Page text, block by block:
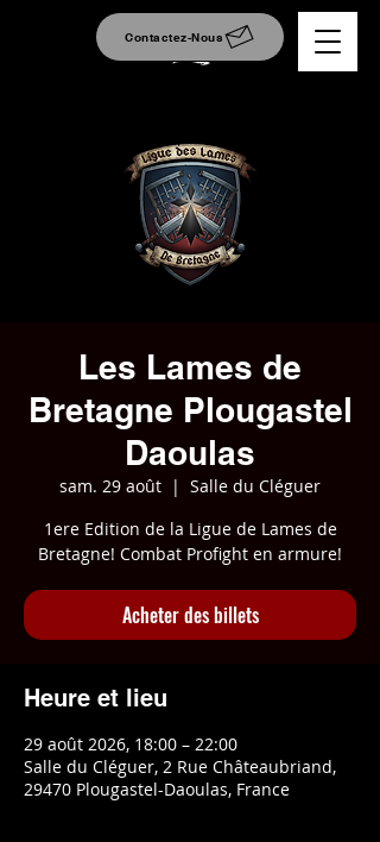
Contactez-Nous
Les Lames de
Bretagne Plougastel
Daoulas
sam. 29 août
  |
Salle du Cléguer
1ere Edition de la Ligue de Lames de
Bretagne! Combat Profight en armure!
Acheter des billets
Heure et lieu
29 août 2026, 18:00 – 22:00
Salle du Cléguer, 2 Rue Châteaubriand,
29470 Plougastel-Daoulas, France